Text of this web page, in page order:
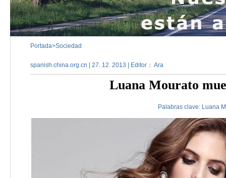
Portada>Sociedad
spanish.china.org.cn | 27. 12. 2013 | Editor： Ara
Luana Mourato
Palabras clave: Luana